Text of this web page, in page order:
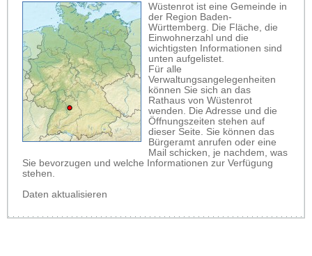
Wüstenrot ist eine Gemeinde in
der Region Baden-
Württemberg. Die Fläche, die
Einwohnerzahl und die
wichtigsten Informationen sind
unten aufgelistet.
Für alle
Verwaltungsangelegenheiten
können Sie sich an das
Rathaus von Wüstenrot
wenden. Die Adresse und die
Öffnungszeiten stehen auf
dieser Seite. Sie können das
Bürgeramt anrufen oder eine
Mail schicken, je nachdem, was
Sie bevorzugen und welche Informationen zur Verfügung
stehen.
Daten aktualisieren